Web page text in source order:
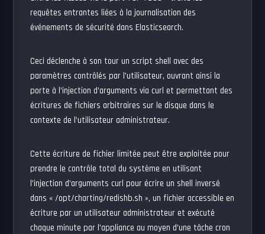
requêtes entrantes liées à la journalisation des
événements de sécurité dans Elasticsearch.
Ceci déclenche à son tour un script shell avec des
paramètres contrôlés par l’utilisateur, ouvrant ainsi la
porte à l’injection d’arguments via curl et permettant des
écritures de fichiers arbitraires sur le disque dans le
contexte de l’utilisateur administrateur.
Cette écriture de fichier limitée peut être exploitée pour
prendre le contrôle total du système en utilisant
l’injection d’arguments curl pour écrire un shell inversé
dans « /opt/charting/redishb.sh », un fichier accessible en
écriture par un utilisateur administrateur et exécuté
chaque minute par l’appliance au moyen d’une tâche cron